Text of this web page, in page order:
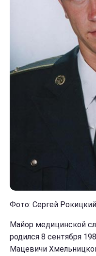
Фото: Сергей
Майор медицинской
родился 8 сентября
Мацевичи